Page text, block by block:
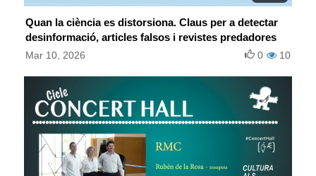
Quan la ciència es distorsiona. Claus per a detectar
desinformació, articles falsos i revistes predadores
Mar 10, 2026 10
0